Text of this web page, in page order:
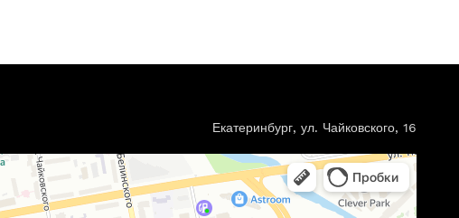
Екатеринбург, ул. Чайковского, 16